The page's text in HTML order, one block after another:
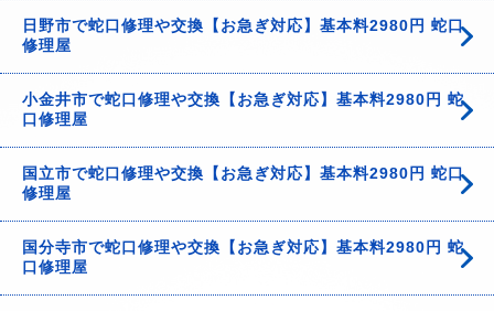
日野市で蛇口修理や交換【お急ぎ対応】基本料2980円 蛇口
修理屋
小金井市で蛇口修理や交換【お急ぎ対応】基本料2980円 蛇
口修理屋
国立市で蛇口修理や交換【お急ぎ対応】基本料2980円 蛇口
修理屋
国分寺市で蛇口修理や交換【お急ぎ対応】基本料2980円 蛇
口修理屋